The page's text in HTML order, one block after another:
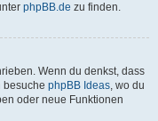
phpBB.de zu finden.
Wenn du denkst, dass
besuche phpBB Ideas, wo du
oder neue Funktionen